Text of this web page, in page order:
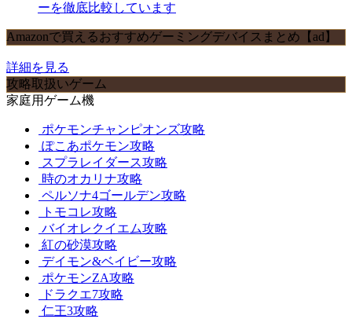
ーを徹底比較しています
Amazonで買えるおすすめゲーミングデバイスまとめ【ad】
詳細を見る
攻略取扱いゲーム
家庭用ゲーム機
ポケモンチャンピオンズ攻略
ぽこあポケモン攻略
スプラレイダース攻略
時のオカリナ攻略
ペルソナ4ゴールデン攻略
トモコレ攻略
バイオレクイエム攻略
紅の砂漠攻略
デイモン&ベイビー攻略
ポケモンZA攻略
ドラクエ7攻略
仁王3攻略